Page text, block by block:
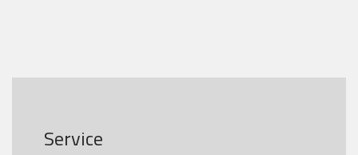
Service